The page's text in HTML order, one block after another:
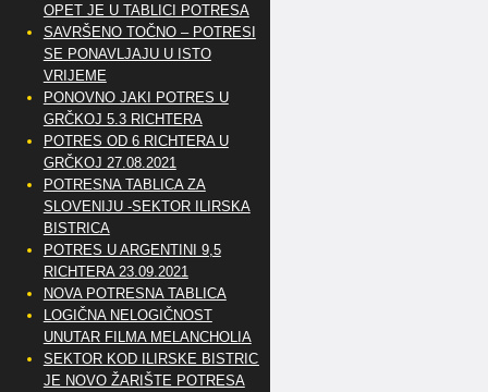
OPET JE U TABLICI POTRESA
SAVRŠENO TOČNO – POTRESI
SE PONAVLJAJU U ISTO
VRIJEME
PONOVNO JAKI POTRES U
GRČKOJ 5.3 RICHTERA
POTRES OD 6 RICHTERA U
GRČKOJ 27.08.2021
POTRESNA TABLICA ZA
SLOVENIJU -SEKTOR ILIRSKA
BISTRICA
POTRES U ARGENTINI 9,5
RICHTERA 23.09.2021
NOVA POTRESNA TABLICA
LOGIČNA NELOGIČNOST
UNUTAR FILMA MELANCHOLIA
SEKTOR KOD ILIRSKE BISTRICE
JE NOVO ŽARIŠTE POTRESA